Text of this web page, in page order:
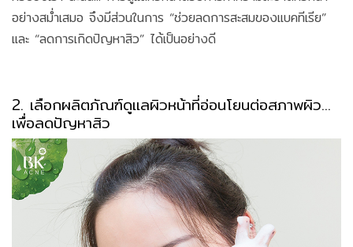
อย่างสม่ำเสมอ จึงมีส่วนในการ “ช่วยลดการสะสมของแบคทีเรีย”
และ “ลดการเกิดปัญหาสิว” ได้เป็นอย่างดี
2. เลือกผลิตภัณฑ์ดูแลผิวหน้าที่อ่อนโยนต่อสภาพผิว...
เพื่อลดปัญหาสิว